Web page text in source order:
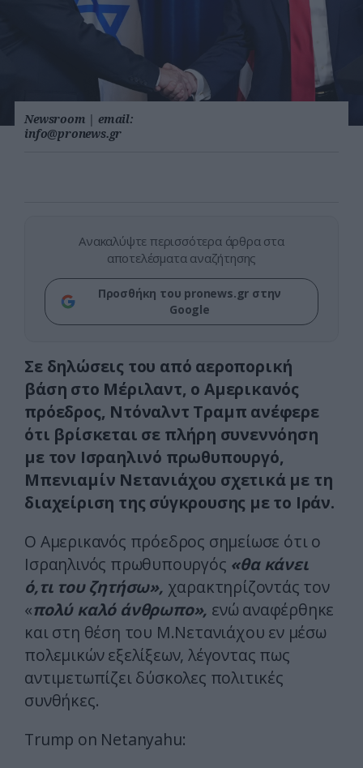
Newsroom | email:
info@pronews.gr
Ανακαλύψτε περισσότερα άρθρα στα
αποτελέσματα αναζήτησης
Προσθήκη του pronews.gr στην
Google
Σε δηλώσεις του από αεροπορική
βάση στο Μέριλαντ, ο Αμερικανός
πρόεδρος, Ντόναλντ Τραμπ ανέφερε
ότι βρίσκεται σε πλήρη συνεννόηση
με τον Ισραηλινό πρωθυπουργό,
Μπενιαμίν Νετανιάχου σχετικά με τη
διαχείριση της σύγκρουσης με το Ιράν.
Ο Αμερικανός πρόεδρος σημείωσε ότι ο
Ισραηλινός πρωθυπουργός «θα κάνει
ό,τι του ζητήσω», χαρακτηρίζοντάς τον
«πολύ καλό άνθρωπο», ενώ αναφέρθηκε
και στη θέση του Μ.Νετανιάχου εν μέσω
πολεμικών εξελίξεων, λέγοντας πως
αντιμετωπίζει δύσκολες πολιτικές
συνθήκες.
Trump on Netanyahu: